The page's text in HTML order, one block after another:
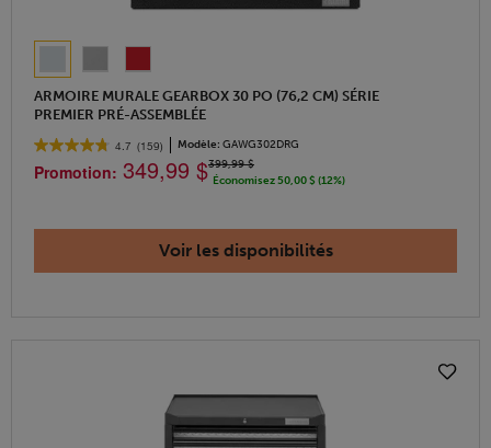
ARMOIRE MURALE GEARBOX 30 PO (76,2 CM) SÉRIE
PREMIER PRÉ-ASSEMBLÉE
4.7 (159) Modèle: GAWG302DRG
Promotion: 349,99 $399,99 $
Économisez 50,00 $ (12%)
Voir les disponibilités